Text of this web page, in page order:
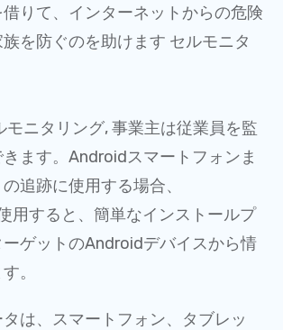
りて、インターネットからの危険
を防ぐのを助けます セルモニタ
モニタリング, 事業主は従業員を監
ます。Androidスマートフォンま
追跡に使用する場合、
用すると、簡単なインストールプ
ーゲットのAndroidデバイスから情
。
は、スマートフォン、タブレッ